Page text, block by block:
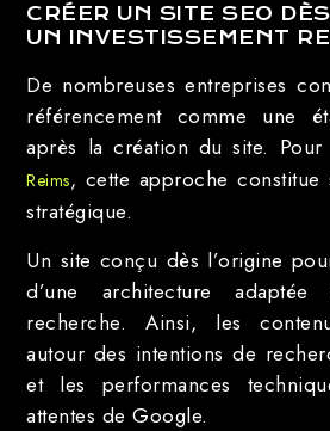
CRÉER UN SITE SEO
UN INVESTISSEMENT
De nombreuses entreprises
référencement comme une
après la création du site.
Reims, cette approche constitue
stratégique.
Un site conçu dès l’origine
d’une architecture
recherche. Ainsi, les
autour des intentions de
et les performances
attentes de Google.